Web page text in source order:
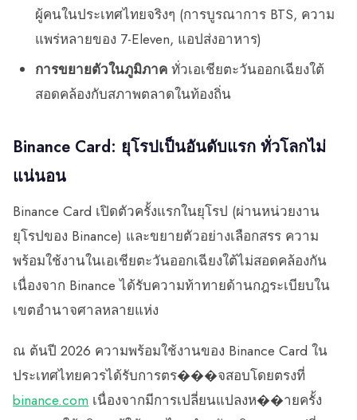
ผู้คนในประเทศไทยจริงๆ (การบูรณาการ BTS, ความ
แพร่หลายของ 7-Eleven, แอปส่งอาหาร)
การขยายตัวในภูมิภาค ทั่วเอเชียตะวันออกเฉียงใต้
สอดคล้องกับสภาพตลาดในท้องถิ่น
Binance Card: ยุโรปเป็นอันดับแรก ทั่วโลกไม่
แน่นอน
Binance Card เปิดตัวครั้งแรกในยุโรป (ผ่านหน่วยงาน
ยุโรปของ Binance) และขยายตัวอย่างเลือกสรร ความ
พร้อมใช้งานในเอเชียตะวันออกเฉียงใต้ไม่สอดคล้องกัน
เนื่องจาก Binance ได้รับความท้าทายด้านกฎระเบียบใน
เขตอำนาจศาลหลายแห่ง
ณ ต้นปี 2026 ความพร้อมใช้งานของ Binance Card ใน
ประเทศไทยควรได้รับการตร���จสอบโดยตรงที่
binance.com เนื่องจากมีการเปลี่ยนแปลงห��ายครั้ง